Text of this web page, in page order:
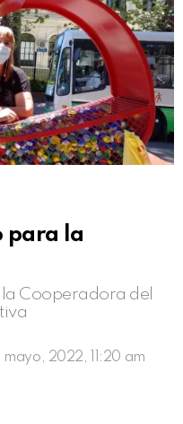
para la
Cooperadora del
mayo, 2022, 11:20 am